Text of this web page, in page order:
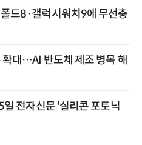
드8·갤럭시워치9에 무선충
대…AI 반도체 제조 병목 해
전자신문 '실리콘 포토닉